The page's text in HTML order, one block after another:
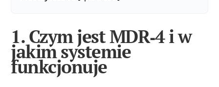
1. Czym jest MDR‑4 i w
jakim systemie
funkcjonuje